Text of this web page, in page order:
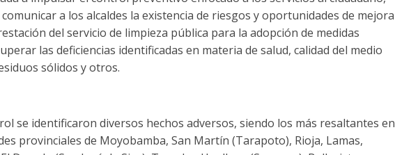
a los alcaldes la existencia de riesgos y oportunidades de mejora
del servicio de limpieza pública para la adopción de medidas
las deficiencias identificadas en materia de salud, calidad del medio
sólidos y otros.
se identificaron diversos hechos adversos, siendo los más resaltantes en
provinciales de Moyobamba, San Martín (Tarapoto), Rioja, Lamas,